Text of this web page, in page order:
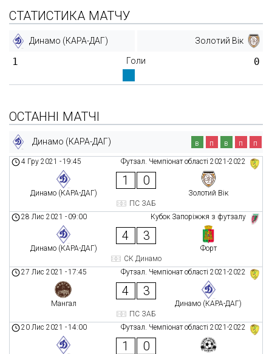
СТАТИСТИКА МАТЧУ
Динамо (КАРА-ДАГ) Золотий Вік
1 Голи 0
ОСТАННІ МАТЧІ
Динамо (КАРА-ДАГ) в п в п п
Футзал. Чемпіонат області 2021-2022
4 Гру 2021 -19:45
Динамо (КАРА-ДАГ)
1 0
Золотий Вік
ПС ЗАБ
Кубок Запоріжжя з футзалу
28 Лис 2021 - 09:00
Динамо (КАРА-ДАГ)
4 3
Форт
СК Динамо
Футзал. Чемпіонат області 2021-2022
27 Лис 2021 -17:45
Мангал
4 3
Динамо (КАРА-ДАГ)
ПС ЗАБ
Футзал. Чемпіонат області 2021-2022
20 Лис 2021 -14:00
1 0